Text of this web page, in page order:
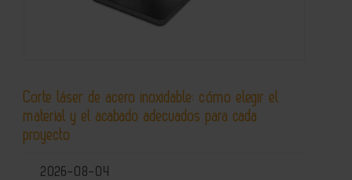
Corte láser de acero inoxidable: cómo elegir el
material y el acabado adecuados para cada
proyecto
2026-08-04